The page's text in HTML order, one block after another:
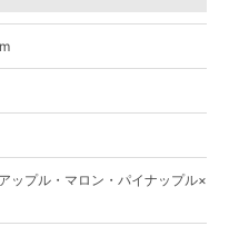
ップル・マロン・パイナップル×